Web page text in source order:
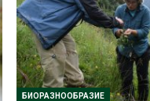
БИОРАЗНООБРАЗИЕ